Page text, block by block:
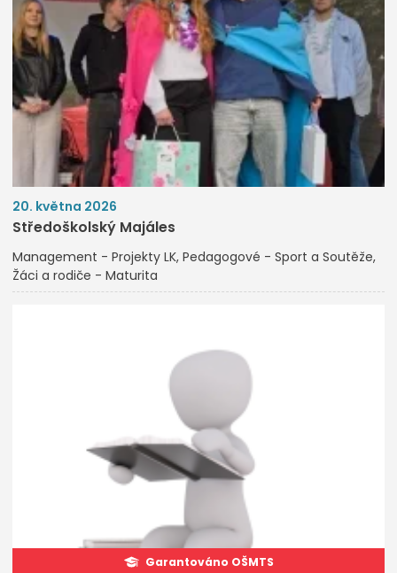
20. května 2026
Středoškolský Majáles
Management - Projekty LK Pedagogové - Sport a Soutěže
Žáci a rodiče - Maturita
Garantováno OŠMTS